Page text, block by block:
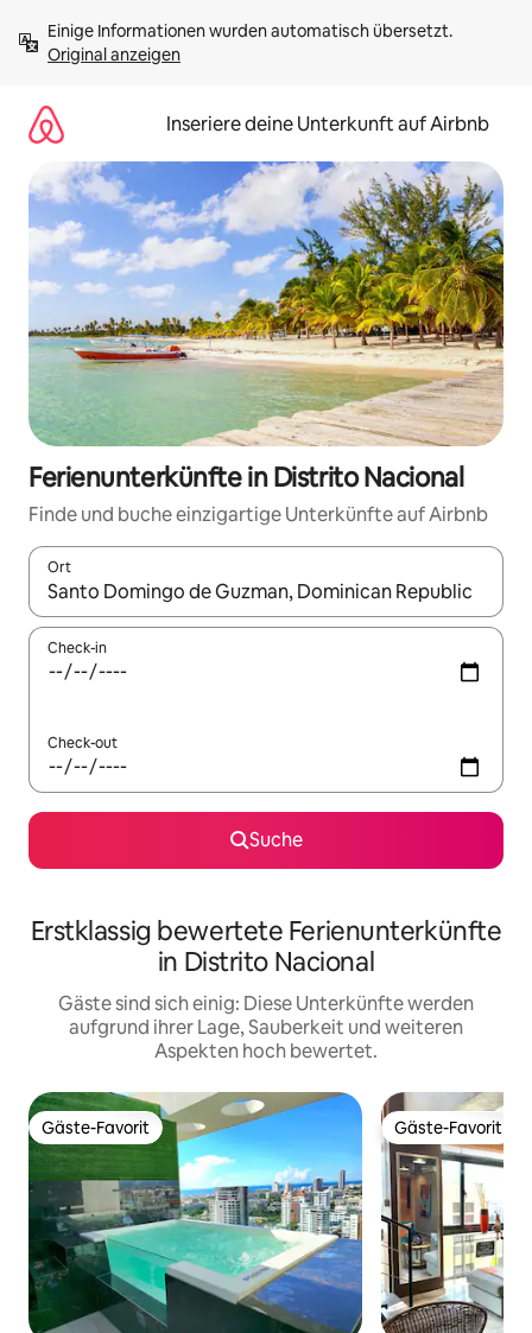
Inhalten
springenOriginal anzeigen
Inseriere deine Unterkunft auf Airbnb
Ferienunterkünfte in Distrito Nacional
Finde und buche einzigartige Unterkünfte auf Airbnb
Ort
Wenn Ergebnisse verfügbar sind, navigiere mit den
Check-in
Check-out
Suche
Erstklassig bewertete Ferienunterkünfte
in Distrito Nacional
Gäste sind sich einig: Diese Unterkünfte werden
aufgrund ihrer Lage, Sauberkeit und weiteren
Aspekten hoch bewertet.
Gäste-Favorit
Gäste-Favorit Gäste-Favorit
Gäste-Favorit